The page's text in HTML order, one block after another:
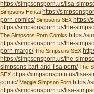
https://simpsonsporn.us/lisa-
Simpsons Hentai https://
porn-comics/Simpsons SEX https://
https://simpsonsporn.us/the-
The Simpsons Porn Comics https://
https://simpsonsporn.us/the-
porn-marge/The Simpsons SEX
https://simpsonsporn.us/the-
simpsons-bart-and-lisa-porn/The
SEX https://simpsonsporn.us/lisa-
comic/Maggie Simpson Porn https://
https://simpsonsporn.us/lisa-